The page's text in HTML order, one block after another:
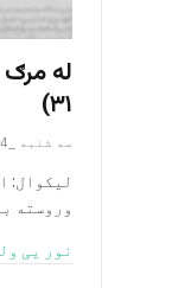
له مرګ
۳۱)
سه شنبه _4 _اگست _2026AH 4-8-2026AD
لیکوال:
وروسته بیا
نور یی